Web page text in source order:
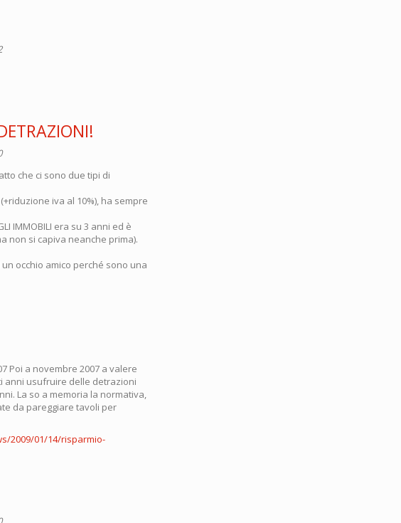
che ci sono due tipi di
iva al 10%), ha sempre
IMMOBILI era su 3 anni ed è
non si capiva neanche prima).
occhio amico perché sono una
Poi a novembre 2007 a valere
anni usufruire delle detrazioni
La so a memoria la normativa,
da pareggiare tavoli per
2009/01/14/risparmio-